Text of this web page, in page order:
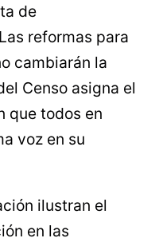
de
reformas para
cambiarán la
Censo asigna el
que todos en
voz en su
ilustran el
en las